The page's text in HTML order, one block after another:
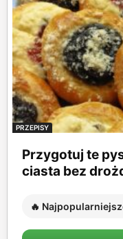
PRZEPISY
Przygotuj te
ciasta bez
🔥